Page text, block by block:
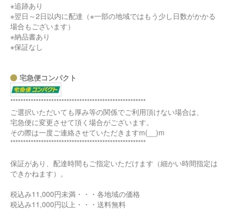
※追跡あり
※翌日～2日以内に配達（※一部の地域ではもう少し日数がかかる
場合もございます）
※納品書あり
※保証なし
宅急便コンパクト
*****************************************************
ご選択いただいても厚み等の関係でご利用頂けない場合は、
宅急便に変更させて頂く場合がございます。
その際は一度ご連絡させていただきますm(__)m
*****************************************************
保証があり、配達時間もご指定いただけます（細かい時間指定は
できかねます）。
税込み11,000円未満・・・各地域の価格
税込み11,000円以上・・・送料無料